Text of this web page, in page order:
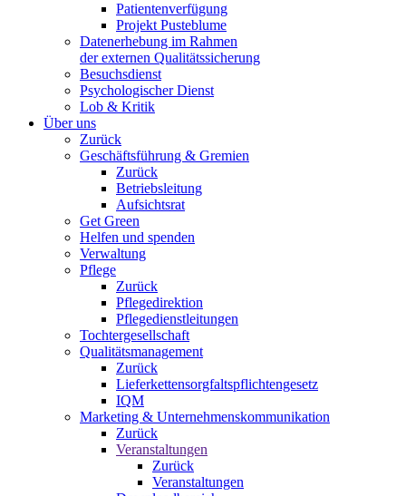
Patientenverfügung
Projekt Pusteblume
Datenerhebung im Rahmen
der externen Qualitätssicherung
Besuchsdienst
Psychologischer Dienst
Lob & Kritik
Über uns
Zurück
Geschäftsführung & Gremien
Zurück
Betriebsleitung
Aufsichtsrat
Get Green
Helfen und spenden
Verwaltung
Pflege
Zurück
Pflegedirektion
Pflegedienstleitungen
Tochtergesellschaft
Qualitätsmanagement
Zurück
Lieferkettensorgfaltspflichtengesetz
IQM
Marketing & Unternehmenskommunikation
Zurück
Veranstaltungen
Zurück
Veranstaltungen